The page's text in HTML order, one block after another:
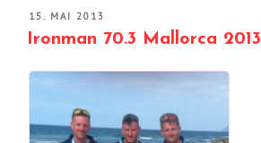
VERÖFFENTLICHT
AM
15. MAI 2013
Ironman 70.3 Mallorca 2013